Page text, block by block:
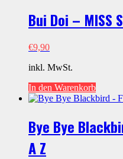
Bui Doi – MISS
€9,90
inkl. MwSt.
In den Warenkorb
Bye Bye
A Z